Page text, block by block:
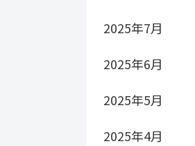
2025年7月
2025年6月
2025年5月
2025年4月